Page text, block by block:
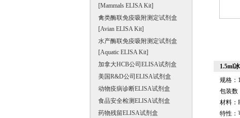
[Mammals ELISA Kit]
禽类酶联免疫吸附测定试剂盒
[Avian ELISA Kit]
水产酶联免疫吸附测定试剂盒
[Aquatic ELISA Kit]
加拿大HCB公司ELISA试剂盒
美国R&D公司ELISA试剂盒
动物疫病诊断ELISA试剂盒
食品安全检测ELISA试剂盒
药物残留ELISA试剂盒
1.5ml
规格：
包装数
材料：
特性：